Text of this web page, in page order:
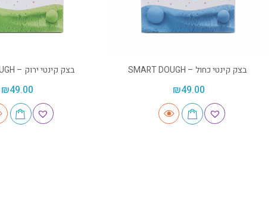
בצק קינטי כחול – SMART DOUGH
₪49.00
בצק קינטי ירוק – SMART DOUGH
₪49.00